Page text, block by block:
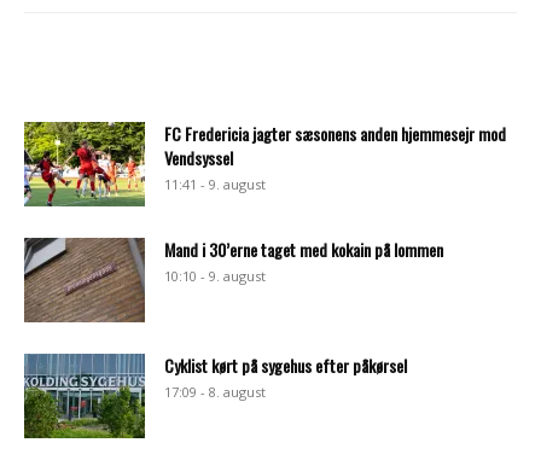
FC Fredericia jagter sæsonens anden hjemmesejr mod
Vendsyssel
11:41 - 9. august
Mand i 30’erne taget med kokain på lommen
10:10 - 9. august
Cyklist kørt på sygehus efter påkørsel
17:09 - 8. august